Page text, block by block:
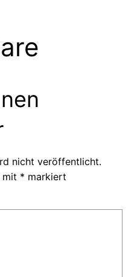
nicht veröffentlicht.
mit * markiert